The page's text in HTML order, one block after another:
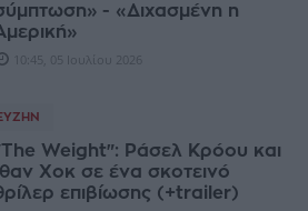
- «Διχασμένη η
10:45, 05 Ιουλίου 2026
Weight": Ράσελ Κρόου και
Ίθαν Χοκ σε ένα σκοτεινό
επιβίωσης (+trailer)